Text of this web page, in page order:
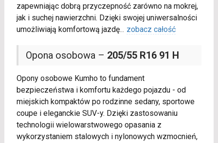
zapewniając dobrą przyczepność zarówno na mokrej,
jak i suchej nawierzchni. Dzięki swojej uniwersalności
umożliwiają komfortową jazdę... zobacz całość
Opona osobowa – 205/55 R16 91 H
Opony osobowe Kumho to fundament
bezpieczeństwa i komfortu każdego pojazdu - od
miejskich kompaktów po rodzinne sedany, sportowe
coupe i eleganckie SUV-y. Dzięki zastosowaniu
technologii wielowarstwowego opasania z
wykorzystaniem stalowych i nylonowych wzmocnień,